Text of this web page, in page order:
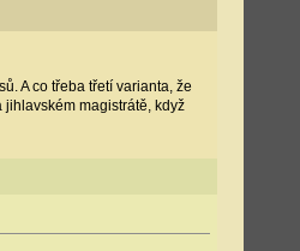
A co třeba třetí varianta, že
magistrátě, když